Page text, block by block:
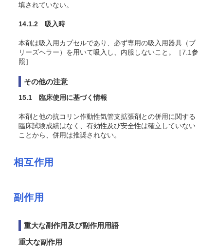
填されていない。
14.1.2 吸入時
本剤は吸入用カプセルであり、必ず専用の吸入用器具（ブ
リーズヘラー）を用いて吸入し、内服しないこと。［7.1参
照］
その他の注意
15.1 臨床使用に基づく情報
本剤と他の抗コリン作動性気管支拡張剤との併用に関する
臨床試験成績はなく、有効性及び安全性は確立していない
ことから、併用は推奨されない。
相互作用
副作用
重大な副作用及び副作用用語
重大な副作用